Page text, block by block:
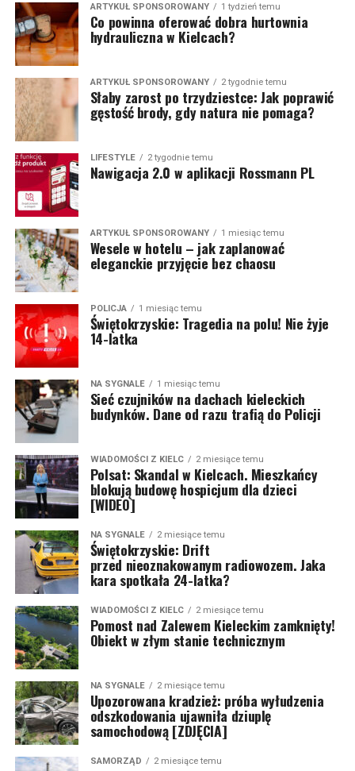
ARTYKUŁ SPONSOROWANY 1 tydzień temu
Co powinna oferować dobra hurtownia
hydrauliczna w Kielcach?
ARTYKUŁ SPONSOROWANY 2 tygodnie temu
Słaby zarost po trzydziestce: Jak poprawić
gęstość brody, gdy natura nie pomaga?
LIFESTYLE 2 tygodnie temu
Nawigacja 2.0 w aplikacji Rossmann PL
ARTYKUŁ SPONSOROWANY 1 miesiąc temu
Wesele w hotelu – jak zaplanować
eleganckie przyjęcie bez chaosu
POLICJA 1 miesiąc temu
Świętokrzyskie: Tragedia na polu! Nie żyje
14-latka
NA SYGNALE 1 miesiąc temu
Sieć czujników na dachach kieleckich
budynków. Dane od razu trafią do Policji
WIADOMOŚCI Z KIELC 2 miesiące temu
Polsat: Skandal w Kielcach. Mieszkańcy
blokują budowę hospicjum dla dzieci
[WIDEO]
NA SYGNALE 2 miesiące temu
Świętokrzyskie: Drift
przed nieoznakowanym radiowozem. Jaka
kara spotkała 24-latka?
WIADOMOŚCI Z KIELC 2 miesiące temu
Pomost nad Zalewem Kieleckim zamknięty!
Obiekt w złym stanie technicznym
NA SYGNALE 2 miesiące temu
Upozorowana kradzież: próba wyłudzenia
odszkodowania ujawniła dziuplę
samochodową [ZDJĘCIA]
SAMORZĄD 2 miesiące temu